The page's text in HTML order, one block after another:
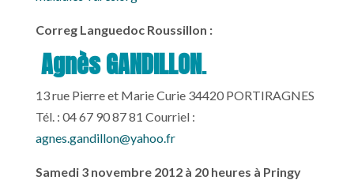
Correg Languedoc Roussillon :
Agnès GANDILLON.
13 rue Pierre et Marie Curie 34420 PORTIRAGNES
Tél. : 04 67 90 87 81 Courriel :
agnes.gandillon@yahoo.fr
Samedi 3 novembre 2012 à 20 heures à Pringy